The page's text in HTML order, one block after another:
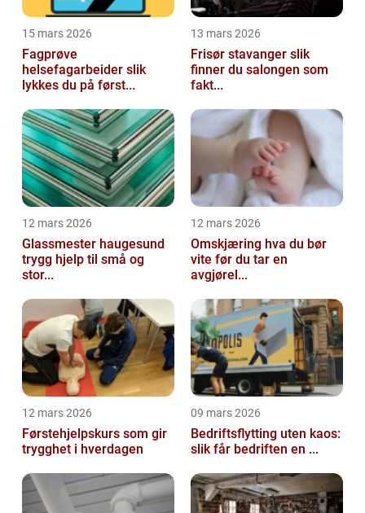
15 mars 2026
Fagprøve
helsefagarbeider slik
lykkes du på først...
13 mars 2026
Frisør stavanger slik
finner du salongen som
fakt...
12 mars 2026
Glassmester haugesund
trygg hjelp til små og
stor...
12 mars 2026
Omskjæring hva du bør
vite før du tar en
avgjørel...
12 mars 2026
Førstehjelpskurs som gir
trygghet i hverdagen
09 mars 2026
Bedriftsflytting uten kaos:
slik får bedriften en ...